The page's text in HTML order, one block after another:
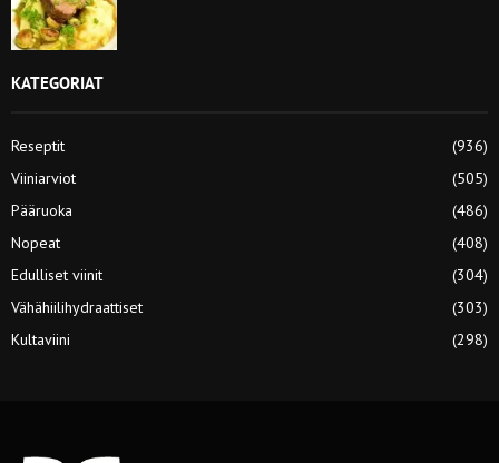
KATEGORIAT
Reseptit
(936)
Viiniarviot
(505)
Pääruoka
(486)
Nopeat
(408)
Edulliset viinit
(304)
Vähähiilihydraattiset
(303)
Kultaviini
(298)